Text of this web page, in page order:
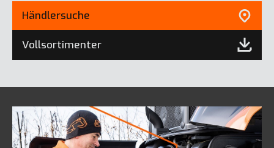
Händlersuche
Vollsortimenter